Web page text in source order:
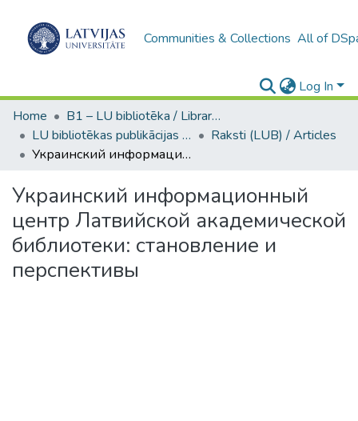
Communities & Collections All of
Log In
Home
B1 – LU bibliotēka / Library of the UL
LU bibliotēkas publikācijas / Publications of the University Library
Raksti (LUB) / Articles
Украинский информационный центр Латвийской академической библиотеки: становление и перспективы
Украинский информационный
центр Латвийской академической
библиотеки: становление и
перспективы